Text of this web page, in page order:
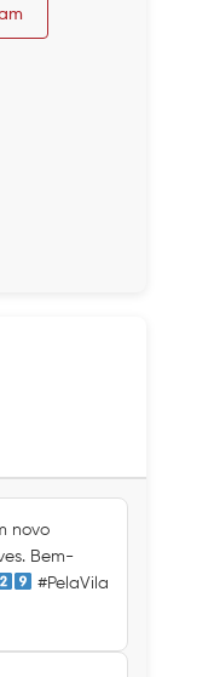
novo
Bem-
#PelaVila